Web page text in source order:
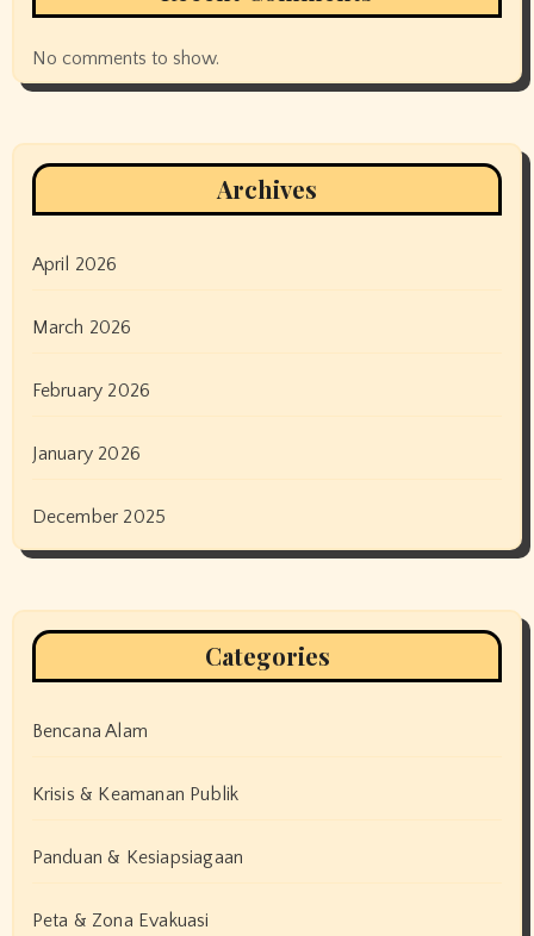
No comments to show.
Archives
April 2026
March 2026
February 2026
January 2026
December 2025
Categories
Bencana Alam
Krisis & Keamanan Publik
Panduan & Kesiapsiagaan
Peta & Zona Evakuasi